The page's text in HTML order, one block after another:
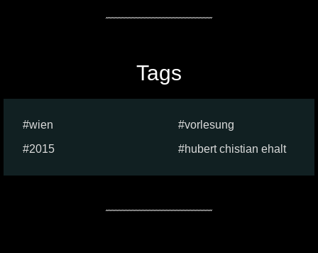
Tags
wien
vorlesung
2015
hubert chistian ehalt